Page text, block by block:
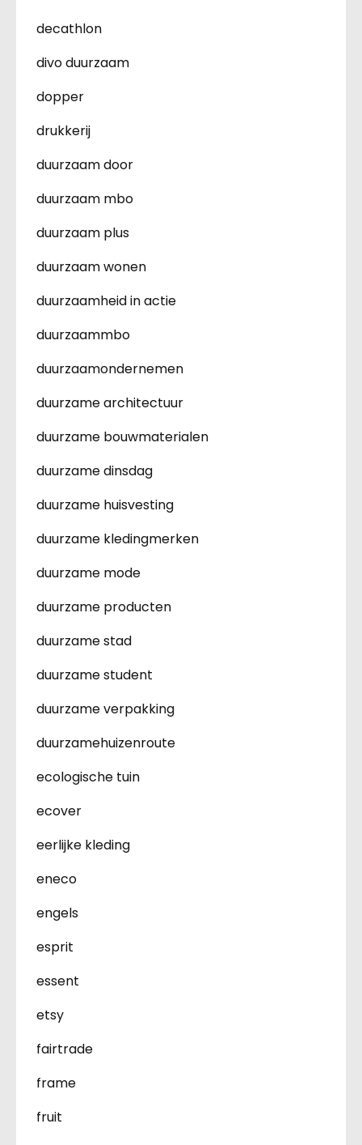
decathlon
divo duurzaam
dopper
drukkerij
duurzaam door
duurzaam mbo
duurzaam plus
duurzaam wonen
duurzaamheid in actie
duurzaammbo
duurzaamondernemen
duurzame architectuur
duurzame bouwmaterialen
duurzame dinsdag
duurzame huisvesting
duurzame kledingmerken
duurzame mode
duurzame producten
duurzame stad
duurzame student
duurzame verpakking
duurzamehuizenroute
ecologische tuin
ecover
eerlijke kleding
eneco
engels
esprit
essent
etsy
fairtrade
frame
fruit